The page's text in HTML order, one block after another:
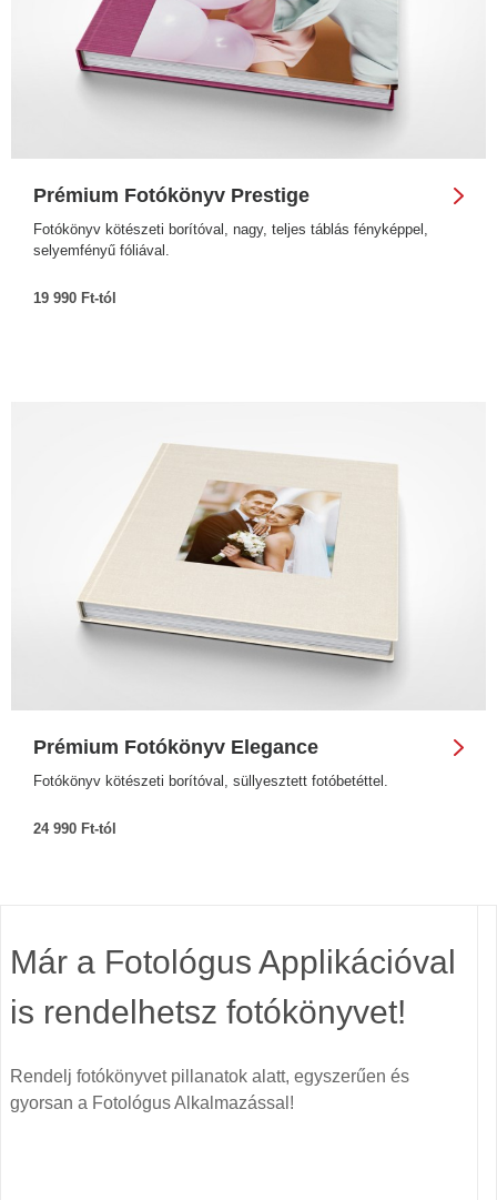
Prémium Fotókönyv Prestige
Fotókönyv kötészeti borítóval, nagy, teljes táblás fényképpel,
selyemfényű fóliával.
19 990 Ft-tól
Prémium Fotókönyv Elegance
Fotókönyv kötészeti borítóval, süllyesztett fotóbetéttel.
24 990 Ft-tól
Már a Fotológus Applikációval
is rendelhetsz fotókönyvet!
Rendelj fotókönyvet pillanatok alatt, egyszerűen és
gyorsan a Fotológus Alkalmazással!